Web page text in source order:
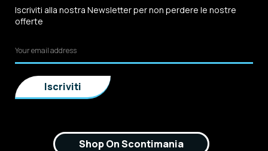
Iscriviti alla nostra Newsletter per non perdere le nostre
offerte
Shop On Scontimania